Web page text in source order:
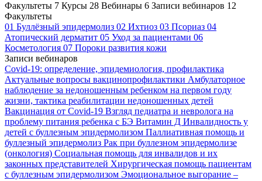
Факультеты 7 Курсы 28 Вебинары 6 Записи вебинаров 12
Факультеты
01 Буллёзный эпидермолиз 02 Ихтиоз 03 Псориаз 04
Атопический дерматит 05 Уход за пациентами 06
Косметология 07 Пороки развития кожи
Записи вебинаров
Covid-19: определение, эпидемиология, профилактика
Актуальные вопросы вакцинопрофилактики Амбулаторное
наблюдение за недоношенным ребенком на первом году
жизни, тактика реабилитации недоношенных детей
Вакцинация от Covid-19 Взгляд педиатра и невролога на
проблему питания ребенка с БЭ Витамин Д Инвалидность у
детей с буллезным эпидермолизом Паллиативная помощь и
буллезный эпидермолиз Рак при буллезном эпидермолизе
(онкология) Социальная помощь для инвалидов и их
законных представителей Хирургическая помощь пациентам
с буллезным эпидермолизом Эмоциональное выгорание –